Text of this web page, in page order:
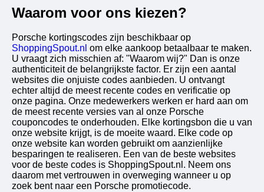
Waarom voor ons kiezen?
Porsche kortingscodes zijn beschikbaar op
ShoppingSpout.nl om elke aankoop betaalbaar te maken.
U vraagt ​​zich misschien af: "Waarom wij?" Dan is onze
authenticiteit de belangrijkste factor. Er zijn een aantal
websites die onjuiste codes aanbieden. U ontvangt
echter altijd de meest recente codes en verificatie op
onze pagina. Onze medewerkers werken er hard aan om
de meest recente versies van al onze Porsche
couponcodes te onderhouden. Elke kortingsbon die u van
onze website krijgt, is de moeite waard. Elke code op
onze website kan worden gebruikt om aanzienlijke
besparingen te realiseren. Een van de beste websites
voor de beste codes is ShoppingSpout.nl. Neem ons
daarom met vertrouwen in overweging wanneer u op
zoek bent naar een Porsche promotiecode.